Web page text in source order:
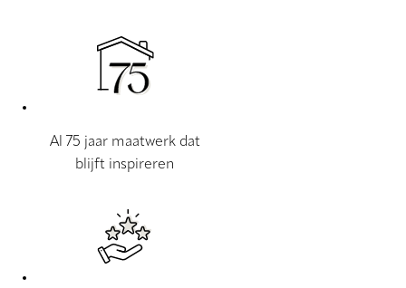
Al 75 jaar maatwerk dat
blijft inspireren